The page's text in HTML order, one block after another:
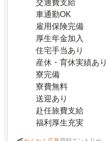
交通費支給
車通勤OK
雇用保険完備
厚生年金加入
住宅手当あり
産休・育休実績あり
寮完備
寮費無料
送迎あり
赴任旅費支給
福利厚生充実